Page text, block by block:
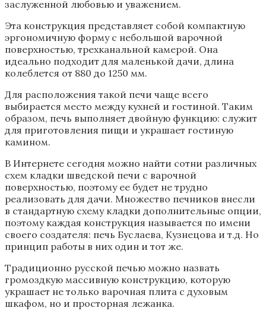
заслуженной любовью и уважением.
Эта конструкция представляет собой компактную
эргономичную форму с небольшой варочной
поверхностью, трехканальной камерой. Она
идеально подходит для маленькой дачи, длина
колеблется от 880 до 1250 мм.
Для расположения такой печи чаще всего
выбирается место между кухней и гостиной. Таким
образом, печь выполняет двойную функцию: служит
для приготовления пищи и украшает гостиную
камином.
В Интернете сегодня можно найти сотни различных
схем кладки шведской печи с варочной
поверхностью, поэтому ее будет не трудно
реализовать для дачи. Множество печников внесли
в стандартную схему кладки дополнительные опции,
поэтому каждая конструкция называется по имени
своего создателя: печь Буслаева, Кузнецова и т.д. Но
принцип работы в них один и тот же.
Традиционно русской печью можно назвать
громоздкую массивную конструкцию, которую
украшает не только варочная плита с духовым
шкафом, но и просторная лежанка.